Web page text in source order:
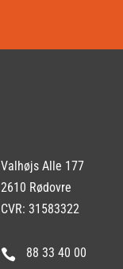
Valhøjs Alle 177
2610 Rødovre
CVR: 31583322

88 33 40 00